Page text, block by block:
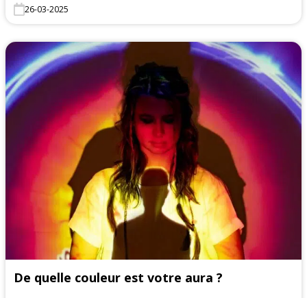
26-03-2025
De quelle couleur est votre aura ?